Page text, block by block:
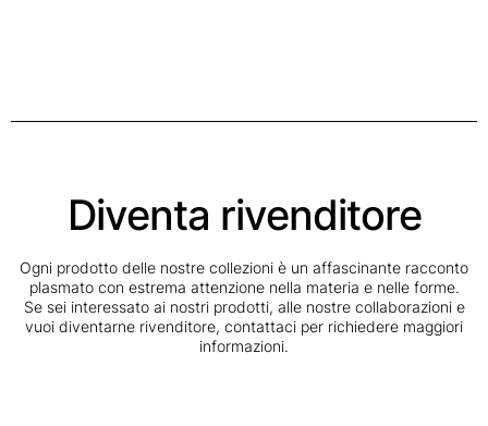
Diventa rivenditore
Ogni prodotto delle nostre collezioni è un affascinante racconto
plasmato con estrema attenzione nella materia e nelle forme.
Se sei interessato ai nostri prodotti, alle nostre collaborazioni e
vuoi diventarne rivenditore, contattaci per richiedere maggiori
informazioni.